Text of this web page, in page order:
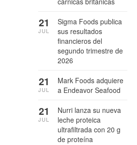
Sigma Foods publica
sus resultados
financieros del
segundo trimestre de
2026
21
JUL
Mark Foods adquiere
a Endeavor Seafood
21
JUL
Nurri lanza su nueva
leche proteica
ultrafiltrada con 20 g
de proteína
21
JUL